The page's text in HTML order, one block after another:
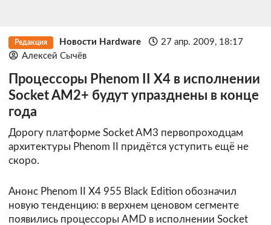
Редакция Новости Hardware
27 апр. 2009, 18:17
Алексей Сычёв
Процессоры Phenom II X4 в исполнении
Socket AM2+ будут упразднены в конце
года
Дорогу платформе Socket AM3 первопроходцам
архитектуры Phenom II придётся уступить ещё не
скоро.
Анонс Phenom II X4 955 Black Edition обозначил
новую тенденцию: в верхнем ценовом сегменте
появились процессоры AMD в исполнении Socket